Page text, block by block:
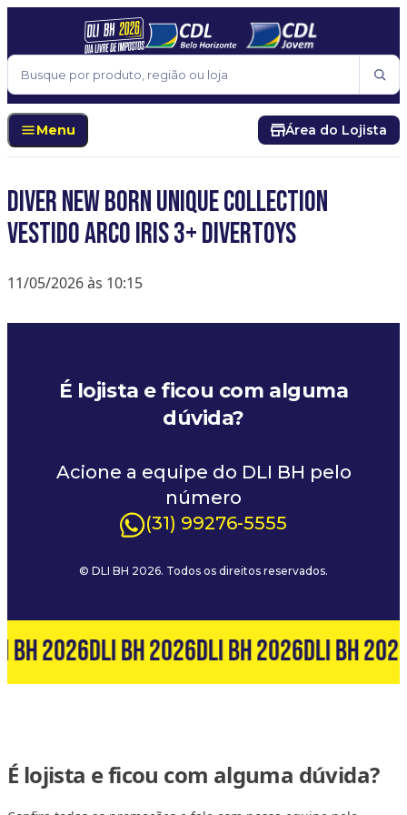
Pular para o conteúdo
Buscar
Menu Área do Lojista
DIVER NEW BORN UNIQUE COLLECTION
VESTIDO ARCO IRIS 3+ DIVERTOYS
11/05/2026 às 10:15
É lojista e ficou com alguma
dúvida?
Acione a equipe do DLI BH pelo
número
(31) 99276-5555
© DLI BH 2026. Todos os direitos reservados.
BH 2026DLI BH 2026DLI BH 2026DLI BH 2026
É lojista e ficou com alguma dúvida?